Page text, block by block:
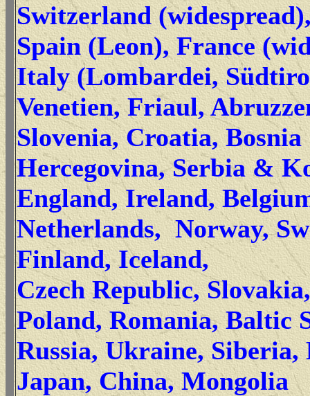
Switzerland
Spain (Leon), France
Italy (Lombardei,
Venetien, Friaul,
Slovenia, Croatia,
Hercegovina, Serbia &
England, Ireland,
Netherlands, Norway,
Finland, Iceland,
Czech Republic,
Poland, Romania, Baltic
Russia, Ukraine, Siberia,
Japan, China, Mongolia